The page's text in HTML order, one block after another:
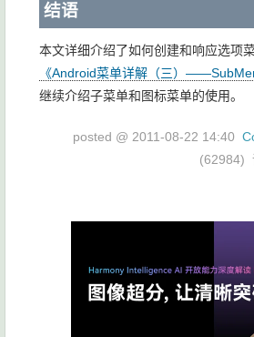
结语
本文详细介绍了如何创建和响应选项
《Android菜单详解（三）
继续介绍子菜单和图标菜单的使用。
posted @ 2011-08-22 14:40
(62984)